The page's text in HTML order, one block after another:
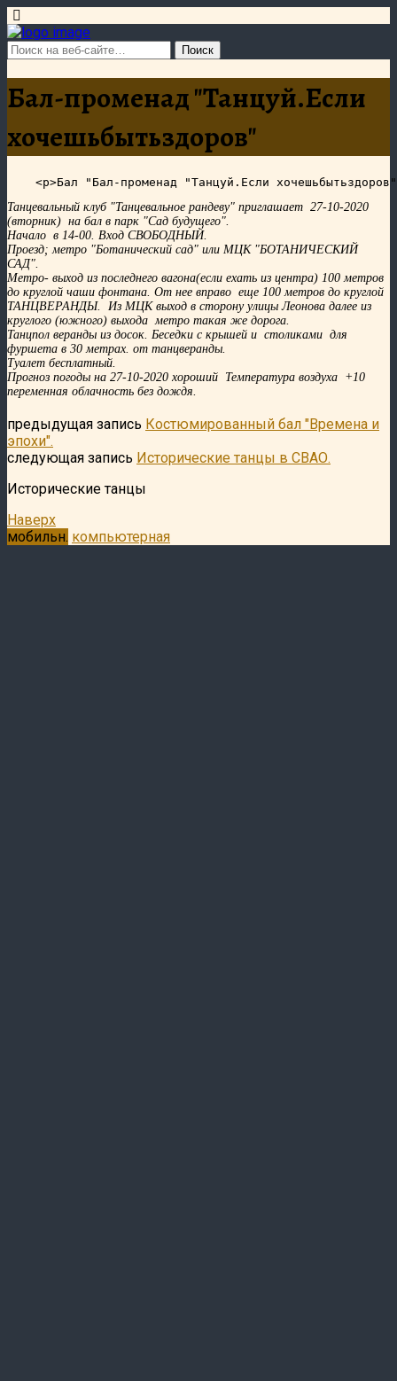
Бал-променад "Танцуй.Если
хочешьбытьздоров"
Танцевальный клуб "Танцевальное рандеву" приглашает 27-10-2020
(вторник) на бал в парк "Сад будущего".
Начало в 14-00. Вход СВОБОДНЫЙ.
Проезд; метро "Ботанический сад" или МЦК "БОТАНИЧЕСКИЙ
САД".
Метро- выход из последнего вагона(если ехать из центра) 100 метров
до круглой чаши фонтана. От нее вправо еще 100 метров до круглой
ТАНЦВЕРАНДЫ. Из МЦК выход в сторону улицы Леонова далее из
круглого (южного) выхода метро такая же дорога.
Танцпол веранды из досок. Беседки с крышей и столиками для
фуршета в 30 метрах. от танцверанды.
Туалет бесплатный.
Прогноз погоды на 27-10-2020 хороший Температура воздуха +10
переменная облачность без дождя.
предыдущая запись Костюмированный бал "Времена и
эпохи".
следующая запись Исторические танцы в СВАО.
Исторические танцы
Наверх
мобильн. компьютерная